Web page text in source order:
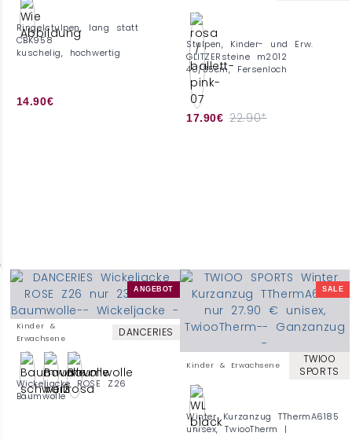
Ringelstulpen, lang statt
CBK958
kuschelig, hochwertig
14.90€
Stulpen, Kinder- und Erw.
GLITZERsteine m2012
40/35cm, Fersenloch
17.90€ 22.90*
ANGEBOT
Kinder &
Erwachsene
DANCERIES
Wickeljacke ROSE Z26
Baumwolle
SALE
Kinder & Erwachsene
TWIOO
SPORTS
Winter Kurzanzug TThermA6185
unisex, TwiooTherm |